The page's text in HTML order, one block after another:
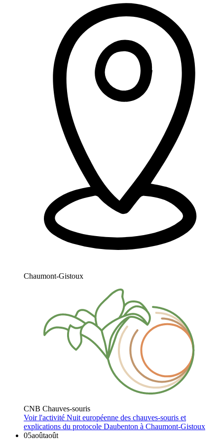
Chaumont-Gistoux
CNB Chauves-souris
Voir l'activité Nuit européenne des chauves-souris et
explications du protocole Daubenton à Chaumont-Gistoux
05aoûtaoût